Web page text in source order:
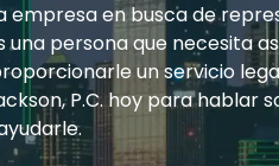
empresa en busca de
una persona que necesita
un servicio
P.C. hoy para hablar